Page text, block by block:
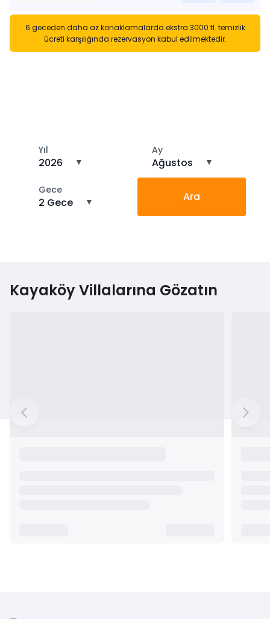
6 geceden daha az konaklamalarda ekstra 3000 tl. temizlik
ücreti karşılığında rezervasyon kabul edilmektedir.
Yıl
2026 ▼
Ay
Ağustos ▼
Gece
2 Gece ▼ Ara
Kayaköy Villalarına Gözatın